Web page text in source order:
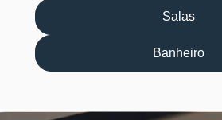
Salas
Banheiro